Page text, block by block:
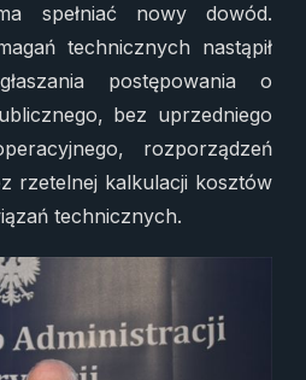
spełniać nowy dowód.
technicznych nastąpił
postępowania o
bez uprzedniego
rozporządzeń
rzetelnej kalkulacji kosztów
technicznych.